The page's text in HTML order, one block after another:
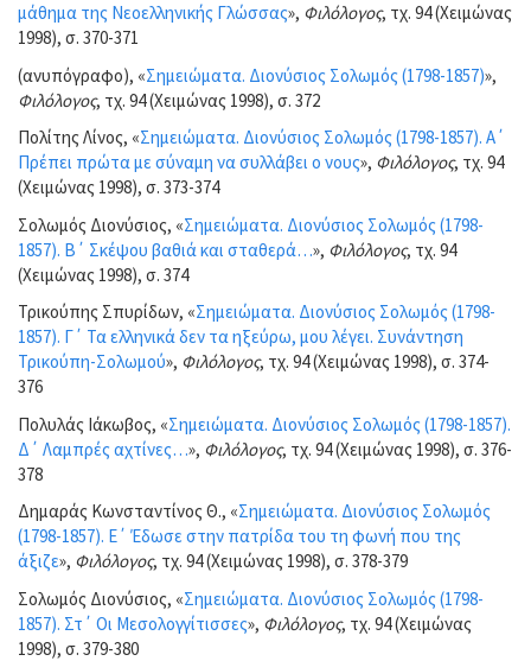
μάθημα της Νεοελληνικής Γλώσσας», Φιλόλογος, τχ. 94 (Χειμώνας
1998), σ. 370-371
(ανυπόγραφο), «Σημειώματα. Διονύσιος Σολωμός (1798-1857)»,
Φιλόλογος, τχ. 94 (Χειμώνας 1998), σ. 372
Πολίτης Λίνος, «Σημειώματα. Διονύσιος Σολωμός (1798-1857). Α΄
Πρέπει πρώτα με σύναμη να συλλάβει ο νους», Φιλόλογος, τχ. 94
(Χειμώνας 1998), σ. 373-374
Σολωμός Διονύσιος, «Σημειώματα. Διονύσιος Σολωμός (1798-
1857). Β΄ Σκέψου βαθιά και σταθερά…», Φιλόλογος, τχ. 94
(Χειμώνας 1998), σ. 374
Τρικούπης Σπυρίδων, «Σημειώματα. Διονύσιος Σολωμός (1798-
1857). Γ΄ Τα ελληνικά δεν τα ηξεύρω, μου λέγει. Συνάντηση
Τρικούπη-Σολωμού», Φιλόλογος, τχ. 94 (Χειμώνας 1998), σ. 374-
376
Πολυλάς Ιάκωβος, «Σημειώματα. Διονύσιος Σολωμός (1798-1857).
Δ΄ Λαμπρές αχτίνες…», Φιλόλογος, τχ. 94 (Χειμώνας 1998), σ. 376-
378
Δημαράς Κωνσταντίνος Θ., «Σημειώματα. Διονύσιος Σολωμός
(1798-1857). Ε΄ Έδωσε στην πατρίδα του τη φωνή που της
άξιζε», Φιλόλογος, τχ. 94 (Χειμώνας 1998), σ. 378-379
Σολωμός Διονύσιος, «Σημειώματα. Διονύσιος Σολωμός (1798-
1857). Στ΄ Οι Μεσολογγίτισσες», Φιλόλογος, τχ. 94 (Χειμώνας
1998), σ. 379-380